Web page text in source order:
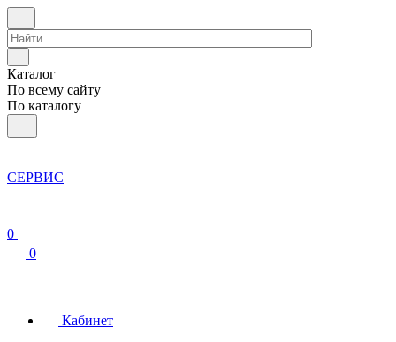
Каталог
По всему сайту
По каталогу
СЕРВИС
0
0
Кабинет